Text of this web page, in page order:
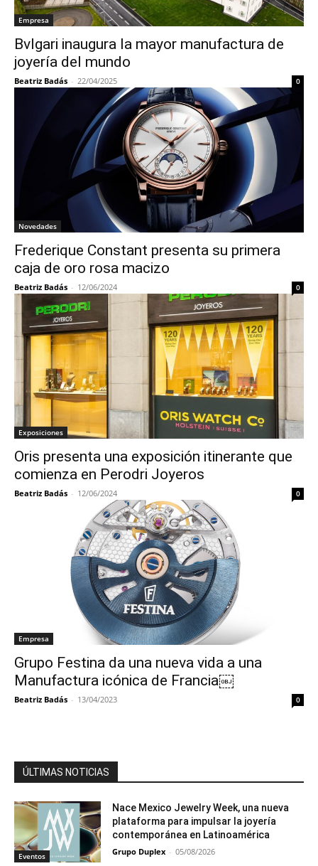
Empresa
Bvlgari inaugura la mayor manufactura de
joyería del mundo
Beatriz Badás - 22/04/2025 0
Novedades
Frederique Constant presenta su primera
caja de oro rosa macizo
Beatriz Badás - 12/06/2024 0
Exposiciones
Oris presenta una exposición itinerante que
comienza en Perodri Joyeros
Beatriz Badás - 12/06/2024 0
Empresa
Grupo Festina da una nueva vida a una
Manufactura icónica de Francia￼
Beatriz Badás - 13/04/2023 0
ÚLTIMAS NOTICIAS
Eventos
Nace Mexico Jewelry Week, una nueva
plataforma para impulsar la joyería
contemporánea en Latinoamérica
Grupo Duplex - 05/08/2026